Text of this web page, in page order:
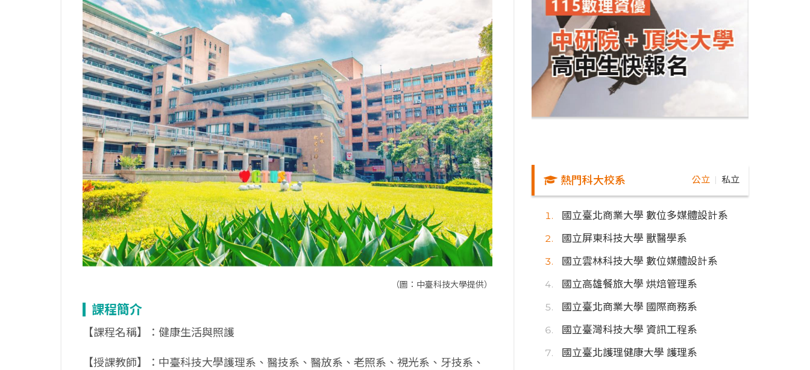
（圖：中臺科技大學提供）
課程簡介
【課程名稱】：健康生活與照護
【授課教師】：中臺科技大學護理系、醫技系、醫放系、老照系、視光系、牙技系、
熱門科大校系 公立 私立
國立臺北商業大學 數位多媒體設計系
國立屏東科技大學 獸醫學系
國立雲林科技大學 數位媒體設計系
國立高雄餐旅大學 烘焙管理系
國立臺北商業大學 國際商務系
國立臺灣科技大學 資訊工程系
國立臺北護理健康大學 護理系